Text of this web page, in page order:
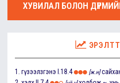
ХУВИЛАЛ БОЛОН
1. гүзээлзгэнэ I.18.4 [ж.н]